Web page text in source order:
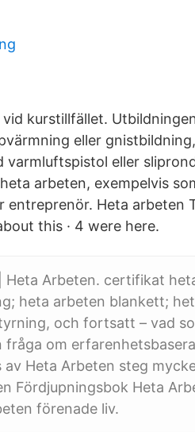
kurstillfället.
eller
varmluftspistol eller
arbeten, exempelvis
Heta arbeten
this · 4 were here.
Arbeten. certifikat
heta arbeten blankett;
och fortsatt – vad
fråga om
av Heta Arbeten steg
Fördjupningsbok Heta
förenade liv.